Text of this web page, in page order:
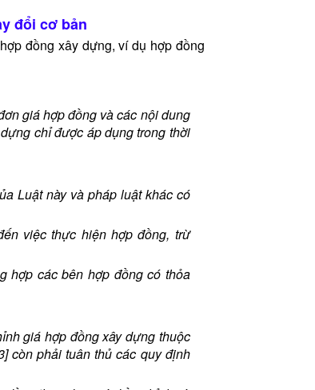
đổi cơ bản
đồng xây dựng, ví dụ hợp đồng
giá hợp đồng và các nội dung
chỉ được áp dụng trong thời
Luật này và pháp luật khác có
việc thực hiện hợp đồng, trừ
hợp các bên hợp đồng có thỏa
giá hợp đồng xây dựng thuộc
còn phải tuân thủ các quy định